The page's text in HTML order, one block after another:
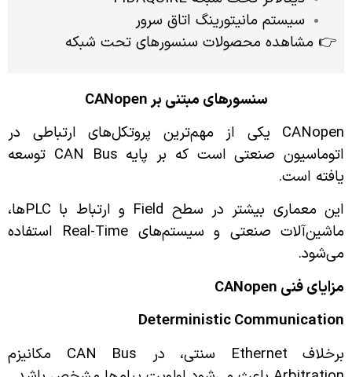
سیستم مانیتورینگ اتاق سرور
👉 مشاهده محصولات سنسورهای تحت شبکه
سنسورهای مبتنی بر
CANopen یکی از مهم‌ترین پروتکل‌های ارتباطی در
اتوماسیون صنعتی است که بر پایه CAN Bus توسعه
یافته است.
این معماری بیشتر در سطح Field و ارتباط با PLCها،
ماشین‌آلات صنعتی و سیستم‌های Real-Time استفاده
می‌شود.
مزایای فنی
Deterministic Communication
برخلاف Ethernet سنتی، در CAN Bus مکانیزم